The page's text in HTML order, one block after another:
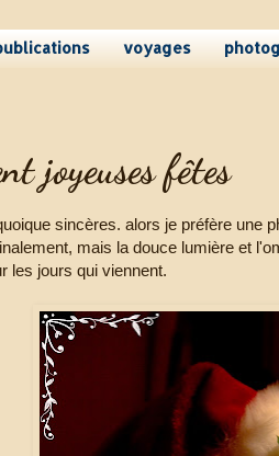
voyages
joyeuses fêtes
sincères. alors je préfère une
mais la douce lumière et
les jours qui viennent.